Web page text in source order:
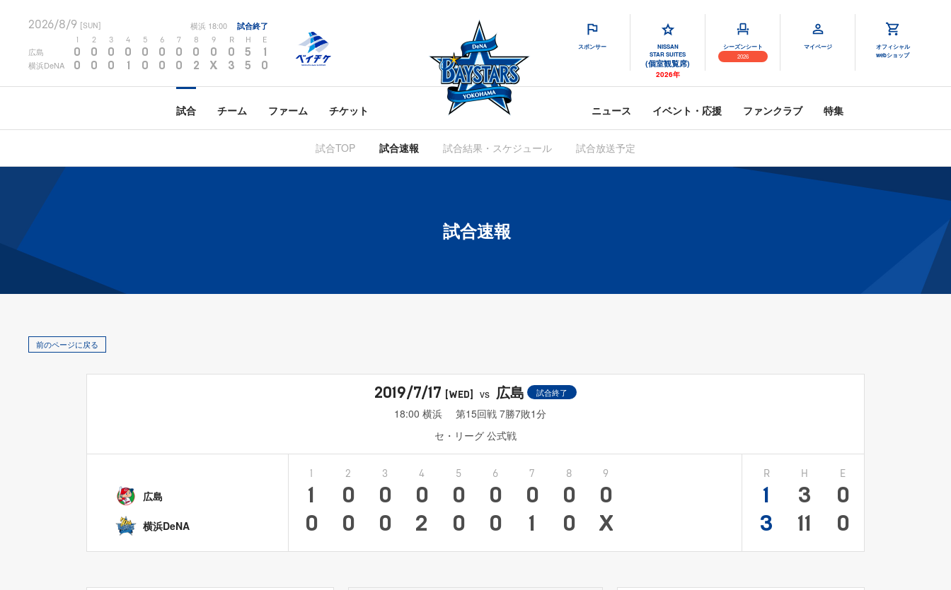
2026/8/9 [SUN] 横浜 18:00 試合終了
2 3 4 5 6 7 8 9 R H E
広島 0 0 0 0 0 0 0 0 0 0 5 1
横浜DeNA 0 0 0 1 0 0 0 2 X 3 5 0
スポンサー
NISSAN
STAR SUITES
(個室観覧席)
2026年
シーズンシート
2026
マイページ
オフィシャル
webショップ
試合 チーム ファーム チケット ニュース イベント・応援 ファンクラブ 特集
試合TOP 試合速報 試合結果・スケジュール 試合放送予定
試合速報
前のページに戻る
2019/7/17 [WED] vs 広島 試合終了
18:00 横浜
第15回戦 7勝7敗1分
セ・リーグ 公式戦
広島
横浜DeNA
1
0
2
0
0
3
0
0
4
0
2
5
0
0
6
0
0
7
0
1
8
0
0
9
0
X
R
1
3
H
3
11
E
0
0